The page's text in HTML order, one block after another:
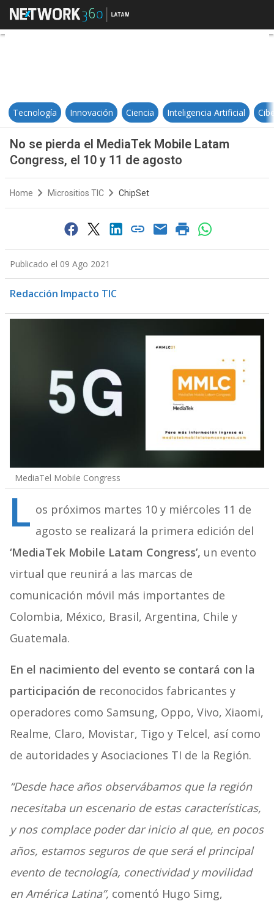
No se pierda el MediaTek Mobile
Tecnología Innovación Ciencia Inteligencia Artificial
No se pierda el MediaTek Mobile Latam
Congress, el 10 y 11 de agosto
Home Micrositios TIC ChipSet
Publicado el 09 Ago 2021
Redacción Impacto TIC
MediaTel Mobile Congress
L os próximos martes 10 y miércoles 11 de
agosto se realizará la primera edición del
‘MediaTek Mobile Latam Congress’, un evento
virtual que reunirá a las marcas de
comunicación móvil más importantes de
Colombia, México, Brasil, Argentina, Chile y
Guatemala.
En el nacimiento del evento se contará con la
participación de reconocidos fabricantes y
operadores como Samsung, Oppo, Vivo, Xiaomi,
Realme, Claro, Movistar, Tigo y Telcel, así como
de autoridades y Asociaciones TI de la Región.
“Desde hace años observábamos que la región
necesitaba un escenario de estas características,
y nos complace poder dar inicio al que, en pocos
años, estamos seguros de que será el principal
evento de tecnología, conectividad y movilidad
en América Latina”, comentó Hugo Simg,